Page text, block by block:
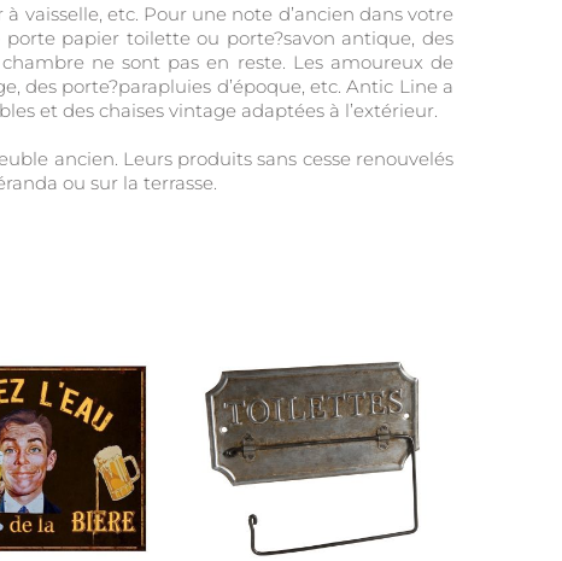
vaisselle, etc. Pour une note d’ancien dans votre
papier toilette ou porte?savon antique, des
ne sont pas en reste. Les amoureux de
des porte?parapluies d’époque, etc. Antic Line a
et des chaises vintage adaptées à l’extérieur.
ancien. Leurs produits sans cesse renouvelés
ou sur la terrasse.